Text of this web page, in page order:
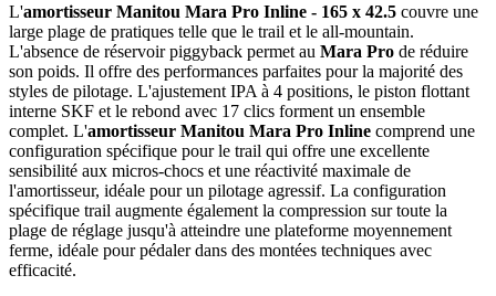
L'amortisseur Manitou Mara Pro Inline - 165 x 42.5 couvre une
large plage de pratiques telle que le trail et le all-mountain.
L'absence de réservoir piggyback permet au Mara Pro de réduire
son poids. Il offre des performances parfaites pour la majorité des
styles de pilotage. L'ajustement IPA à 4 positions, le piston flottant
interne SKF et le rebond avec 17 clics forment un ensemble
complet. L'amortisseur Manitou Mara Pro Inline comprend une
configuration spécifique pour le trail qui offre une excellente
sensibilité aux micros-chocs et une réactivité maximale de
l'amortisseur, idéale pour un pilotage agressif. La configuration
spécifique trail augmente également la compression sur toute la
plage de réglage jusqu'à atteindre une plateforme moyennement
ferme, idéale pour pédaler dans des montées techniques avec
efficacité.